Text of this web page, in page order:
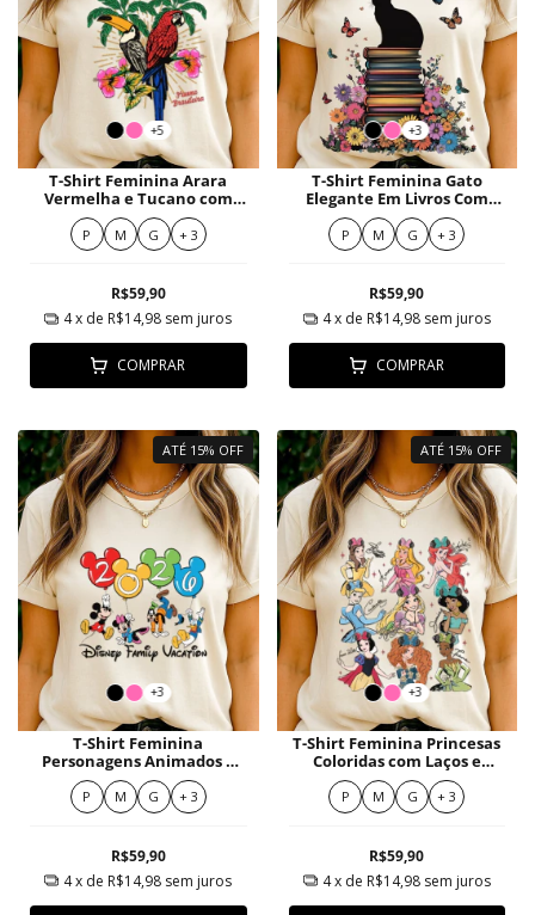
+5
T-Shirt Feminina Arara
Vermelha e Tucano com
Hibiscos Tropicais
P M G + 3
R$59,90
4x de R$14,98 sem juros
COMPRAR
+3
T-Shirt Feminina Gato
Elegante Em Livros Com
Flores
P M G + 3
R$59,90
4x de R$14,98 sem juros
COMPRAR
ATÉ 15% OFF
+3
T-Shirt Feminina
Personagens Animados e
Balões Coloridos Festa 2020
P M G + 3
R$59,90
4x de R$14,98 sem juros
ATÉ 15% OFF
+3
T-Shirt Feminina Princesas
Coloridas com Laços e
Orelhas Estilizadas
P M G + 3
R$59,90
4x de R$14,98 sem juros